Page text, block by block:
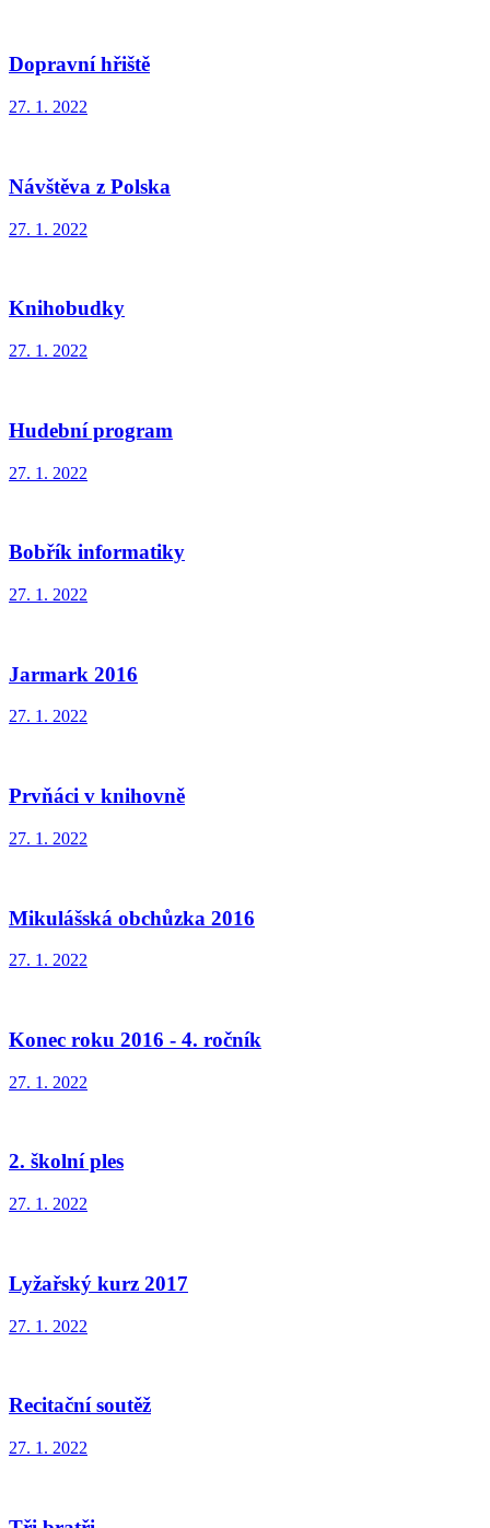
Dopravní hřiště
27. 1. 2022
Návštěva z Polska
27. 1. 2022
Knihobudky
27. 1. 2022
Hudební program
27. 1. 2022
Bobřík informatiky
27. 1. 2022
Jarmark 2016
27. 1. 2022
Prvňáci v knihovně
27. 1. 2022
Mikulášská obchůzka 2016
27. 1. 2022
Konec roku 2016 - 4. ročník
27. 1. 2022
2. školní ples
27. 1. 2022
Lyžařský kurz 2017
27. 1. 2022
Recitační soutěž
27. 1. 2022